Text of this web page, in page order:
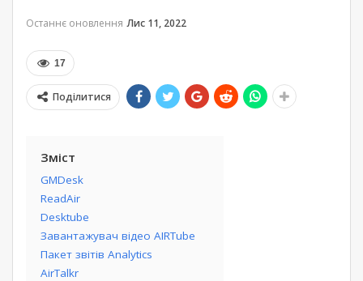
Останнє оновлення Лис 11, 2022
17
Поділитися
Зміст
GMDesk
ReadAir
Desktube
Завантажувач відео AIRTube
Пакет звітів Analytics
AirTalkr